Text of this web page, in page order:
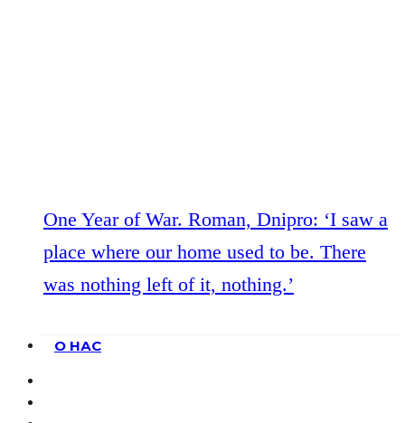
One Year of War. Roman, Dnipro: ‘I saw a
place where our home used to be. There
was nothing left of it, nothing.’
О НАС